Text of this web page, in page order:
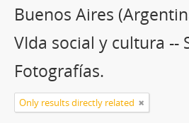
Buenos Aires
VIda social y cultura --
Fotografías.
Only results directly related